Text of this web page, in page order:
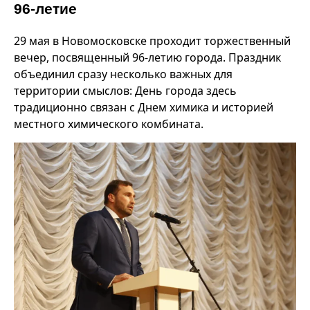
96-летие
29 мая в Новомосковске проходит торжественный
вечер, посвященный 96-летию города. Праздник
объединил сразу несколько важных для
территории смыслов: День города здесь
традиционно связан с Днем химика и историей
местного химического комбината.